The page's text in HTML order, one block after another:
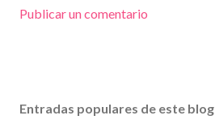
Publicar un comentario
Entradas populares de este blog